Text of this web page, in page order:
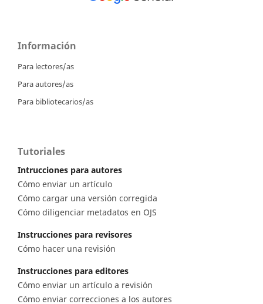
Información
Para lectores/as
Para autores/as
Para bibliotecarios/as
Tutoriales
Intrucciones para autores
Cómo enviar un artículo
Cómo cargar una versión corregida
Cómo diligenciar metadatos en OJS
Instrucciones para revisores
Cómo hacer una revisión
Instrucciones para editores
Cómo enviar un artículo a revisión
Cómo enviar correcciones a los autores